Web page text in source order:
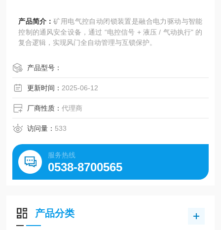
产品简介：矿用电气控自动闭锁装置是融合电力驱动与智能
控制的通风安全设备，通过 “电控信号 + 液压 / 气动执行" 的
复合逻辑，实现风门全自动管理与互锁保护。
产品型号：
更新时间： 2025-06-12
厂商性质：代理商
访问量： 533
服务热线
0538-8700565
产品分类